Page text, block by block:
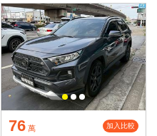
76 萬 加入比較